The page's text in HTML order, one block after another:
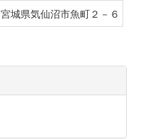
宮城県気仙沼市魚町２－６－７